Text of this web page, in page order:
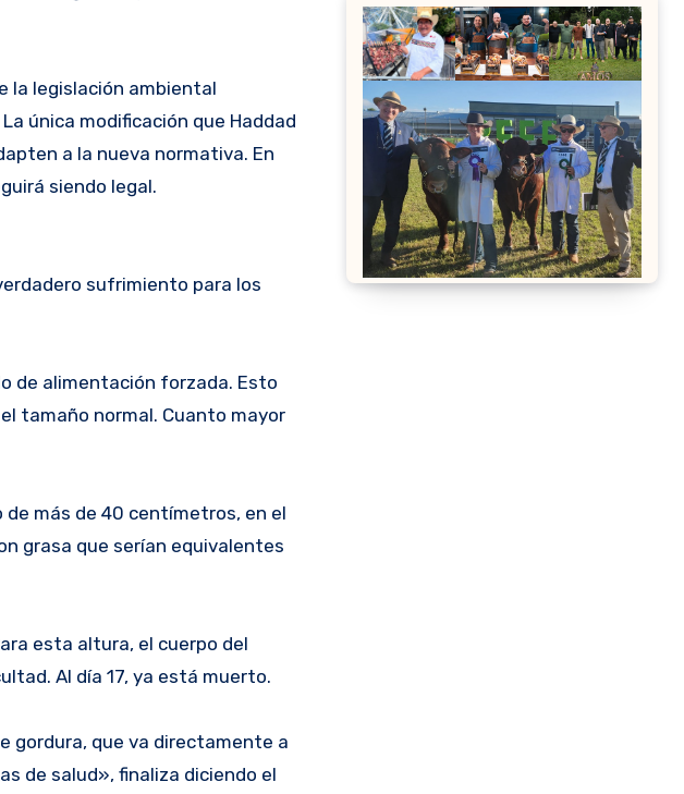
la legislación ambiental
única modificación que Haddad
a la nueva normativa. En
siendo legal.
sufrimiento para los
de alimentación forzada. Esto
tamaño normal. Cuanto mayor
más de 40 centímetros, en el
grasa que serían equivalentes
esta altura, el cuerpo del
Al día 17, ya está muerto.
gordura, que va directamente a
de salud», finaliza diciendo el